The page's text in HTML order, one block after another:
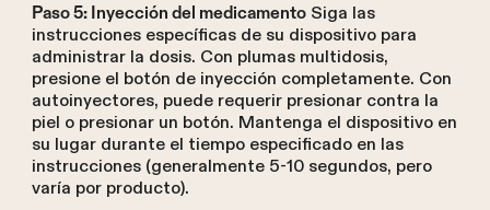
Paso 5: Inyección del medicamentoSiga las
instrucciones específicas de su dispositivo para
administrar la dosis. Con plumas multidosis,
presione el botón de inyección completamente. Con
autoinyectores, puede requerir presionar contra la
piel o presionar un botón. Mantenga el dispositivo en
su lugar durante el tiempo especificado en las
instrucciones (generalmente 5-10 segundos, pero
varía por producto).